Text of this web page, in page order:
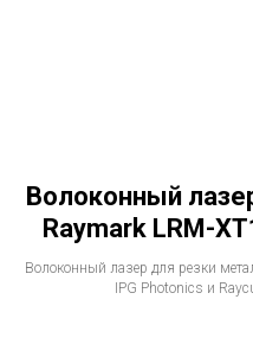
Волоконный
Raymark LRM-
Волоконный лазер для резки
IPG Photonics и